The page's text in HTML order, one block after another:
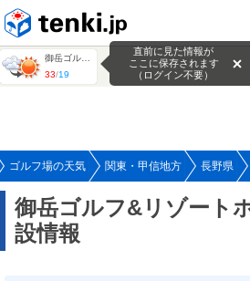
33/19
直前に見た情報が
ここに保存されます
（ログイン不要）
ゴルフ場の天気 関東・甲信地方 長野県
御岳ゴルフ&リゾート
設情報